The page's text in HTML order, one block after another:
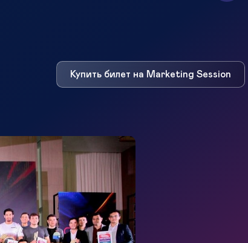
Купить билет на Marketing Session